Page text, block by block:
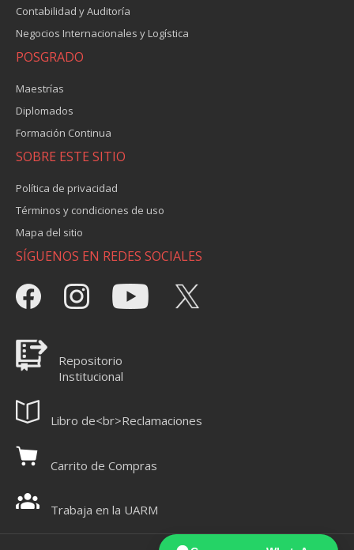
Contabilidad y Auditoría
Negocios Internacionales y Logística
POSGRADO
Maestrías
Diplomados
Formación Continua
SOBRE ESTE SITIO
Política de privacidad
Términos y condiciones de uso
Mapa del sitio
SÍGUENOS EN REDES SOCIALES
Repositorio
Institucional
Libro de<br>Reclamaciones
Carrito de Compras
Trabaja en la UARM